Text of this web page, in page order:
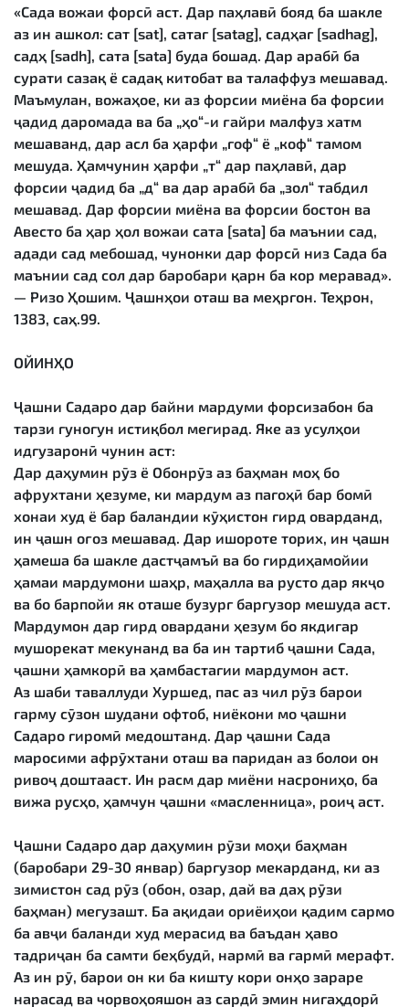
«Сада вожаи форсӣ аст. Дар паҳлавӣ бояд ба шакле
аз ин ашкол: сат [sat], сатаг [satag], садҳаг [sadhag],
садҳ [sadh], сата [sata] буда бошад. Дар арабӣ ба
сурати сазақ ё садақ китобат ва талаффуз мешавад.
Маъмулан, вожаҳое, ки аз форсии миёна ба форсии
ҷадид даромада ва ба „ҳо“-и ғайри малфуз хатм
мешаванд, дар асл ба ҳарфи „гоф“ ё „коф“ тамом
мешуда. Ҳамчунин ҳарфи „т“ дар паҳлавӣ, дар
форсии ҷадид ба „д“ ва дар арабӣ ба „зол“ табдил
мешавад. Дар форсии миёна ва форсии бостон ва
Авесто ба ҳар ҳол вожаи сата [sata] ба маънии сад,
адади сад мебошад, чунонки дар форсӣ низ Сада ба
маънии сад сол дар баробари қарн ба кор меравад».
— Ризо Ҳошим. Ҷашнҳои оташ ва меҳргон. Теҳрон,
1383, саҳ.99.
ОЙИНҲО
Ҷашни Садаро дар байни мардуми форсизабон ба
тарзи гуногун истиқбол мегирад. Яке аз усулҳои
идгузаронӣ чунин аст:
Дар даҳумин рӯз ё Обонрӯз аз баҳман моҳ бо
афрухтани ҳезуме, ки мардум аз пагоҳӣ бар бомӣ
хонаи худ ё бар баландии кӯҳистон гирд оварданд,
ин ҷашн оғоз мешавад. Дар ишороте торих, ин ҷашн
ҳамеша ба шакле дастҷамъӣ ва бо гирдиҳамойии
ҳамаи мардумони шаҳр, маҳалла ва русто дар якҷо
ва бо барпойи як оташе бузург баргузор мешуда аст.
Мардумон дар гирд овардани ҳезум бо якдигар
мушорекат мекунанд ва ба ин тартиб ҷашни Сада,
ҷашни ҳамкорӣ ва ҳамбастагии мардумон аст.
Аз шаби таваллуди Хуршед, пас аз чил рӯз барои
гарму сӯзон шудани офтоб, ниёкони мо ҷашни
Садаро гиромӣ медоштанд. Дар ҷашни Сада
маросими афрӯхтани оташ ва паридан аз болои он
ривоҷ доштааст. Ин расм дар миёни насрониҳо, ба
вижа русҳо, ҳамчун ҷашни «масленница», роиҷ аст.
Ҷашни Садаро дар даҳумин рӯзи моҳи баҳман
(баробари 29-30 январ) баргузор мекарданд, ки аз
зимистон сад рӯз (обон, озар, дай ва даҳ рӯзи
баҳман) мегузашт. Ба ақидаи ориёиҳои қадим сармо
ба авҷи баланди худ мерасид ва баъдан ҳаво
тадриҷан ба самти беҳбудӣ, нармӣ ва гармӣ мерафт.
Аз ин рӯ, барои он ки ба кишту кори онҳо зараре
нарасад ва чорвоҳояшон аз сардӣ эмин нигаҳдорӣ